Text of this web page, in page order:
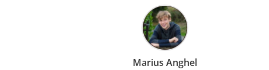
Marius Anghel